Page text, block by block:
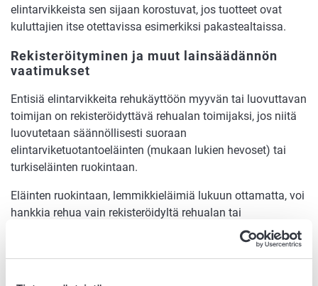
elintarvikkeista sen sijaan korostuvat, jos tuotteet ovat
kuluttajien itse otettavissa esimerkiksi pakastealtaissa.
Rekisteröityminen ja muut lainsäädännön
vaatimukset
Entisiä elintarvikkeita rehukäyttöön myyvän tai luovuttavan
toimijan on rekisteröidyttävä rehualan toimijaksi, jos niitä
luovutetaan säännöllisesti suoraan
elintarviketuotantoeläinten (mukaan lukien hevoset) tai
turkiseläinten ruokintaan.
Eläinten ruokintaan, lemmikkieläimiä lukuun ottamatta, voi
hankkia rehua vain rekisteröidyltä rehualan tai
alkutuotannon toimijalta. Luettelot rekisteröidyistä
rehualan toimijoista ja alkutuotannon toimijoista löytyy
Ruokaviraston internetsivuilta.